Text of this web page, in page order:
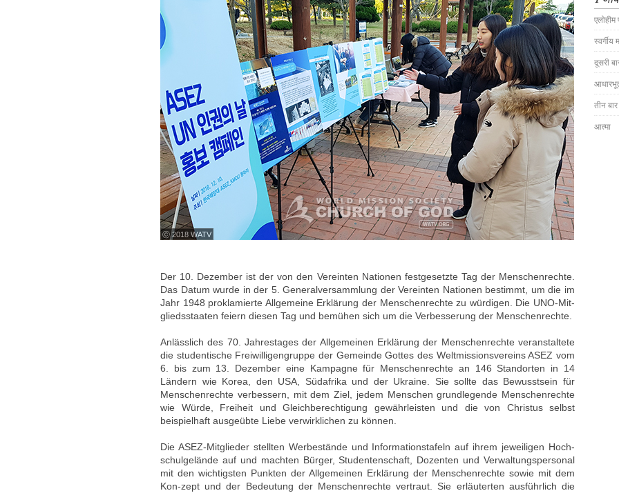
ⓒ 2018 WATV
Der 10. Dezember ist der von den Vereinten Nationen festgesetzte Tag der Menschenrechte.
Das Datum wurde in der 5. Generalversammlung der Vereinten Nationen bestimmt, um die im
Jahr 1948 proklamierte Allgemeine Erklärung der Menschenrechte zu würdigen. Die UNO-Mit-
gliedsstaaten feiern diesen Tag und bemühen sich um die Verbesserung der Menschenrechte.
Anlässlich des 70. Jahrestages der Allgemeinen Erklärung der Menschenrechte veranstaltete
die studentische Freiwilligengruppe der Gemeinde Gottes des Weltmissionsvereins ASEZ vom
6. bis zum 13. Dezember eine Kampagne für Menschenrechte an 146 Standorten in 14
Ländern wie Korea, den USA, Südafrika und der Ukraine. Sie sollte das Bewusstsein für
Menschenrechte verbessern, mit dem Ziel, jedem Menschen grundlegende Menschenrechte
wie Würde, Freiheit und Gleichberechtigung gewährleisten und die von Christus selbst
beispielhaft ausgeübte Liebe verwirklichen zu können.
Die ASEZ-Mitglieder stellten Werbestände und Informationstafeln auf ihrem jeweiligen Hoch-
schulgelände auf und machten Bürger, Studentenschaft, Dozenten und Verwaltungspersonal
mit den wichtigsten Punkten der Allgemeinen Erklärung der Menschenrechte sowie mit dem
Kon-zept und der Bedeutung der Menschenrechte vertraut. Sie erläuterten ausführlich die
एलोहीम
स्वर्गीय
दूसरी
तीन
आत्मा